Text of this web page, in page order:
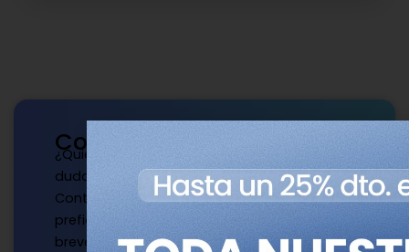
Contacto
¿Quieres publicar con nosotros? ¿Tienes
dudas?
Contacta con nosotros de la manera que
prefieras y te responderemos a la mayor
brevedad.